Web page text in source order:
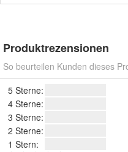
Produktrezensionen
So beurteilen Kunden dieses
5 Sterne:
4 Sterne:
3 Sterne:
2 Sterne:
1 Stern: